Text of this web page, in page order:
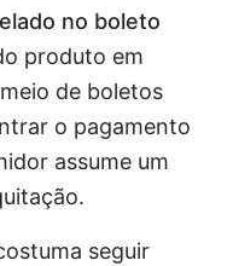
no boleto
produto em
de boletos
o pagamento
assume um
seguir